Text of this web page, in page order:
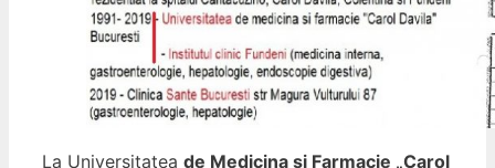
La Universitatea de Medicina si Farmacie „Carol